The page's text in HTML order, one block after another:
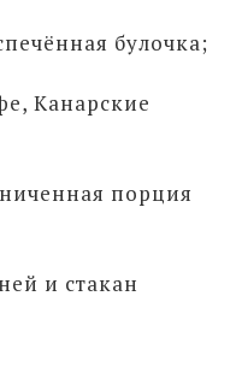
булочка;
Канарские
порция
и стакан